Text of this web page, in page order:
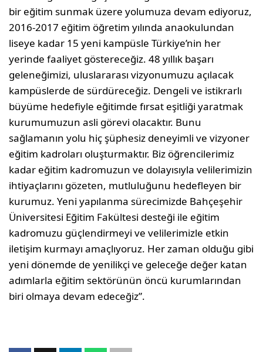
bir eğitim sunmak üzere yolumuza devam ediyoruz,
2016-2017 eğitim öğretim yılında anaokulundan
liseye kadar 15 yeni kampüsle Türkiye’nin her
yerinde faaliyet göstereceğiz. 48 yıllık başarı
geleneğimizi, uluslararası vizyonumuzu açılacak
kampüslerde de sürdüreceğiz. Dengeli ve istikrarlı
büyüme hedefiyle eğitimde fırsat eşitliği yaratmak
kurumumuzun asli görevi olacaktır. Bunu
sağlamanın yolu hiç şüphesiz deneyimli ve vizyoner
eğitim kadroları oluşturmaktır. Biz öğrencilerimiz
kadar eğitim kadromuzun ve dolayısıyla velilerimizin
ihtiyaçlarını gözeten, mutluluğunu hedefleyen bir
kurumuz. Yeni yapılanma sürecimizde Bahçeşehir
Üniversitesi Eğitim Fakültesi desteği ile eğitim
kadromuzu güçlendirmeyi ve velilerimizle etkin
iletişim kurmayı amaçlıyoruz. Her zaman olduğu gibi
yeni dönemde de yenilikçi ve geleceğe değer katan
adımlarla eğitim sektörünün öncü kurumlarından
biri olmaya devam edeceğiz”.